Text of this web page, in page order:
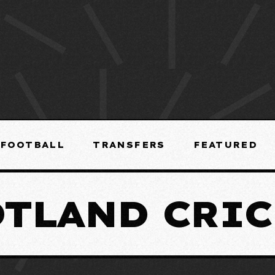
FOOTBALL TRANSFERS FEATURED